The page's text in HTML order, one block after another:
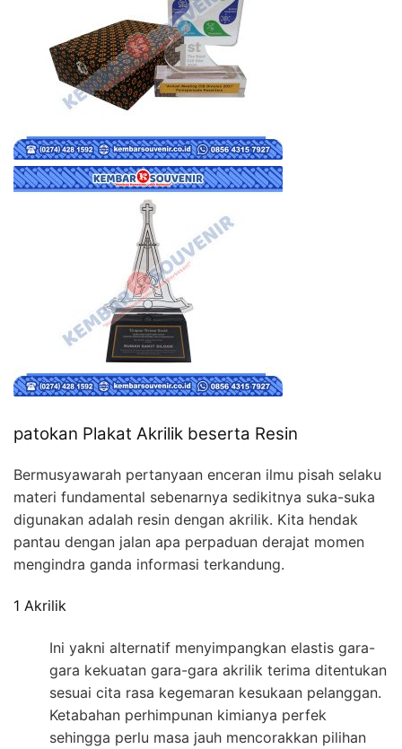
patokan Plakat Akrilik beserta Resin
Bermusyawarah pertanyaan enceran ilmu pisah selaku
materi fundamental sebenarnya sedikitnya suka-suka
digunakan adalah resin dengan akrilik. Kita hendak
pantau dengan jalan apa perpaduan derajat momen
mengindra ganda informasi terkandung.
1 Akrilik
Ini yakni alternatif menyimpangkan elastis gara-
gara kekuatan gara-gara akrilik terima ditentukan
sesuai cita rasa kegemaran kesukaan pelanggan.
Ketabahan perhimpunan kimianya perfek
sehingga perlu masa jauh mencorakkan pilihan